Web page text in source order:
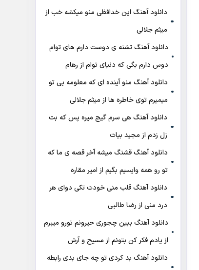
دانلود آهنگ این خدافظی منو میکشه خب از
میثم جلالی
دانلود آهنگ تشنه ی دوست دارم های توام
دوس دارم بگی که دنیای توام از رهام
دانلود آهنگ منو آینده ای که معلومه بی تو
میمیرم توی خاطره ها از میثم جلالی
دانلود آهنگ هی سرم گیج میره‌ پس که بت
زل زدم از مجید بیات
دانلود آهنگ ﻗﺸﻨﮓ ﻣﻴﺸﻪ آﺧﺮ ﻗﺼﻪ ی ﻣﺎ ﻛﻪ
ﺗﻮ رو ﻫﻤﻪ واﻳﺴﻴﻢ ﺑﮕﻴﻢ از امیر مقاره
دانلود آهنگ قلب منی خودت تکی دوای هر
درد منی از رضا طالبی
دانلود آهنگ ببین چجوری حیرونم تورو میبرم
از یادم فکر کن بتونم از مسیح و آرش
دانلود آهنگ بد کردی تو چه جای بدی رابطه